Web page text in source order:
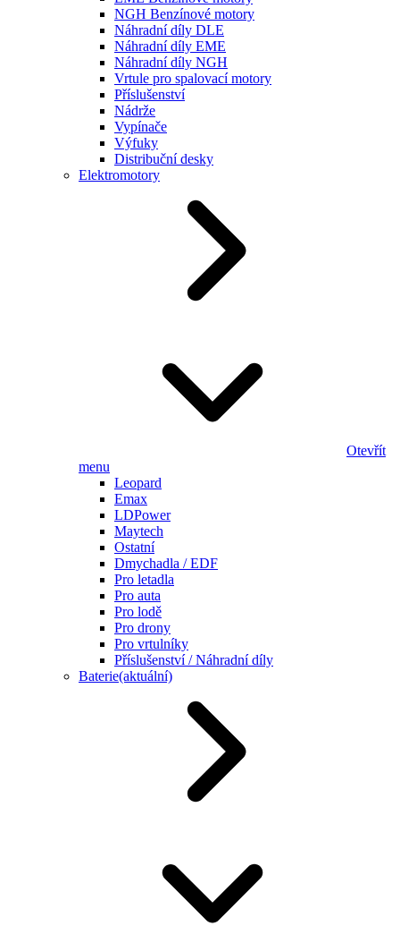
NGH Benzínové motory
Náhradní díly DLE
Náhradní díly EME
Náhradní díly NGH
Vrtule pro spalovací motory
Příslušenství
Nádrže
Vypínače
Výfuky
Distribuční desky
Elektromotory
Otevřít
menu
Leopard
Emax
LDPower
Maytech
Ostatní
Dmychadla / EDF
Pro letadla
Pro auta
Pro lodě
Pro drony
Pro vrtulníky
Příslušenství / Náhradní díly
Baterie(aktuální)